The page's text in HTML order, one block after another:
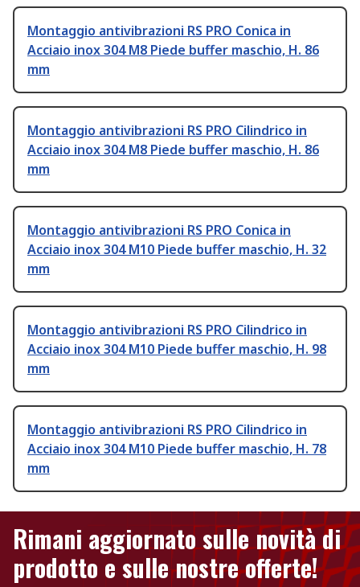
Montaggio antivibrazioni RS PRO Conica in
Acciaio inox 304 M8 Piede buffer maschio, H. 86
mm
Montaggio antivibrazioni RS PRO Cilindrico in
Acciaio inox 304 M8 Piede buffer maschio, H. 86
mm
Montaggio antivibrazioni RS PRO Conica in
Acciaio inox 304 M10 Piede buffer maschio, H. 32
mm
Montaggio antivibrazioni RS PRO Cilindrico in
Acciaio inox 304 M10 Piede buffer maschio, H. 98
mm
Montaggio antivibrazioni RS PRO Cilindrico in
Acciaio inox 304 M10 Piede buffer maschio, H. 78
mm
Rimani aggiornato sulle novità di
prodotto e sulle nostre offerte!